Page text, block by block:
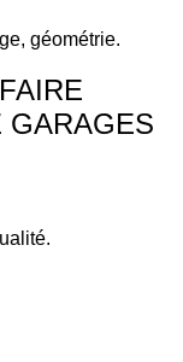
géométrie.
GARAGES